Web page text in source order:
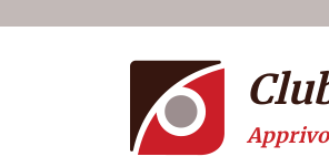
Menu du